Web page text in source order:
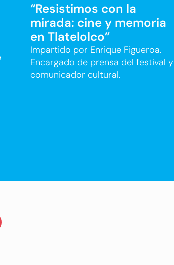
“Resistimos con la
mirada: cine y memoria
en Tlatelolco”
Impartido por Enrique Figueroa.
Encargado de prensa del festival y
comunicador cultural.